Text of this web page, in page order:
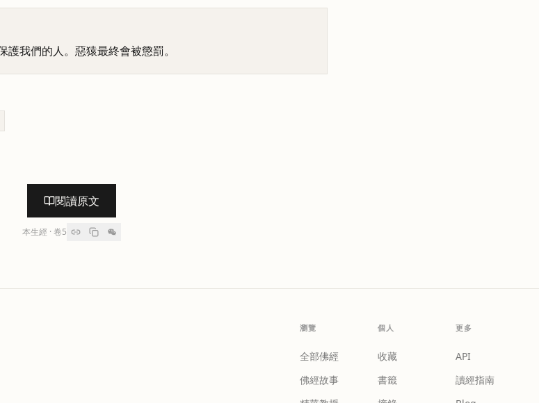
我們的人。惡猿最終會被懲罰。
閱讀原文
本生經 · 卷5
瀏覽
全部佛經
佛經故事
個人
收藏
書籤
更多
API
讀經指南